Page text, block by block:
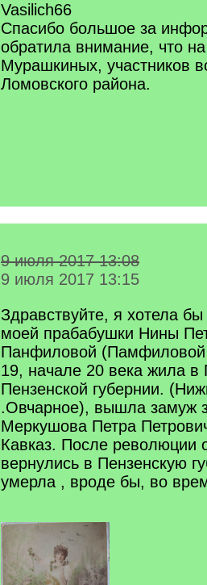
Vasilich66
Спасибо большое за
обратила внимание, что
Мурашкиных, участников
Ломовского района.
9 июля 2017 13:08
9 июля 2017 13:15
Здравствуйте, я хотела бы
моей прабабушки Нины
Панфиловой (Памфиловой
19, начале 20 века жила в
Пензенской губернии.
.Овчарное), вышла замуж
Меркушова Петра
Кавказ. После революции
вернулись в Пензенскую
умерла , вроде бы, во